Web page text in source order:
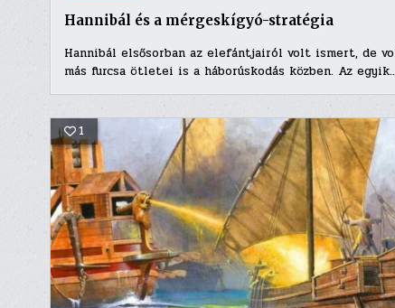
Hannibál és a mérgeskígyó-stratégia
Hannibál elsősorban az elefántjairól volt ismert, de
más furcsa ötletei is a háborúskodás közben. Az
1